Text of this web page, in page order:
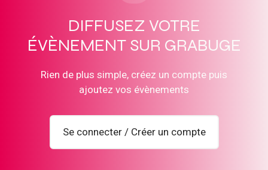
DIFFUSEZ VOTRE
ÉVÈNEMENT SUR GRABUGE
Rien de plus simple, créez un compte puis
ajoutez vos évènements
Se connecter / Créer un compte